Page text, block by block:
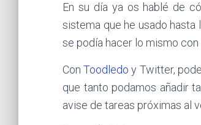
En su día ya os hablé de
sistema que he usado
se podía hacer lo mismo
ConToodledo y Twitter,
que tanto podamos añadir
avise de tareas próximas al